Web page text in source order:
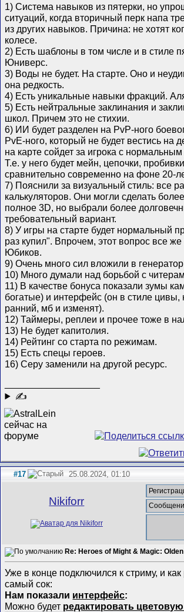
1) Система навыков из пятерки, но
ситуаций, когда вторичный перк напа
из других навыков. Причина: не хотят
колесе.
2) Есть шаблоны в том числе и в стиле
Юниверс.
3) Воды не будет. На старте. Оно и
она редкость.
4) Есть уникальные навыки фракций.
5) Есть нейтральные заклинания и
школ. Причем это не стихии.
6) ИИ будет разделен на PvP-ного
PvE-ного, который не будет вестись на
на карте сойдет за игрока с
Т.е. у него будет мейн, цепочки,
сравнительно современно на фоне 20-
7) Пояснили за визуальный стиль: все
калькуляторов. Они могли сделать
полное 3D, но выбрали более
требовательный вариант.
8) У игры на старте будет нормальный
раз купил". Впрочем, этот вопрос все же
Юбиков.
9) Очень много сил вложили в
10) Много думали над борьбой с
11) В качестве бонуса показали зумы
богатые) и интерфейс (он в стиле цивы,
ранний, мб и изменят).
12) Таймеры, реплеи и прочее тоже в
13) Не будет капитолия.
14) Рейтинг со старта по режимам.
15) Есть спецы героев.
16) Серу заменили на другой ресурс.
✍
#17 25.08.2024, 01:10
Nikiforr
Re: Heroes of Might & Magic:
Уже в конце подключился к стриму, и как
самый сок:
Нам показали интерфейс:
Можно будет редактировать